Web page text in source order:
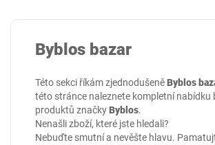
Byblos bazar
Této sekci říkám zjednodušeněByblos
této stránce naleznete kompletní nabídku
produktů značkyByblos.
Nenašli zboží, které jste hledali?
Nebuďte smutní a nevěšte hlavu.